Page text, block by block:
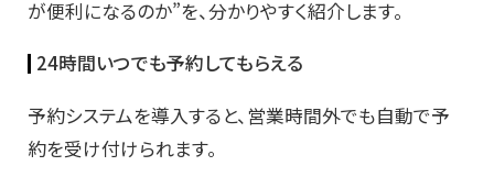
が便利になるのか”を、分かりやすく紹介します。
24時間いつでも予約してもらえる
予約システムを導入すると、営業時間外でも自動で予
約を受け付けられます。